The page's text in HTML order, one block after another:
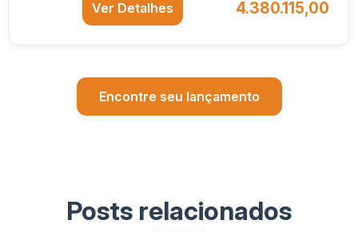
Ver Detalhes 4.380.115,00
Encontre seu lançamento
Posts relacionados